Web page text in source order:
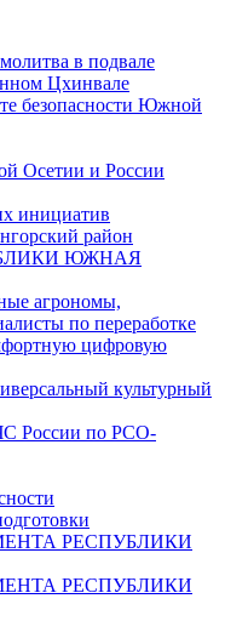
в подвале
Цхинвале
безопасности Южной
Осетии и России
инициатив
район
ЮЖНАЯ
агрономы,
по переработке
цифровую
культурный
России по РСО-
РЕСПУБЛИКИ
РЕСПУБЛИКИ